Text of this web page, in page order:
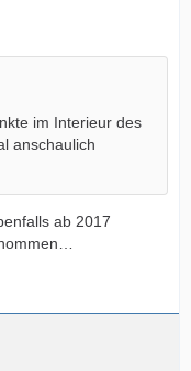
im Interieur des
anschaulich
ab 2017